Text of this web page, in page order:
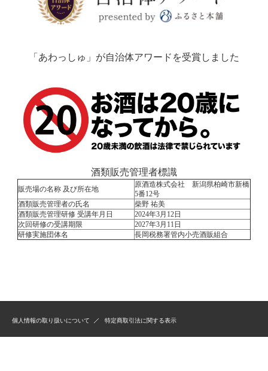
「あわっしゅ」が自治体アワードを受賞しました
酒類販売管理者標識
販売場の名称 及び所在地
原酒造株式会社 新潟県柏崎市新橋
5番12号
酒類販売管理者の氏名
柴野 祐美
酒類販売管理研修 受講年月日
2024年3月12日
次回研修の受講期限
2027年3月11日
研修実施団体名
長岡税務署管内小売酒販組合
個人情報の取り扱いについて 特定商取引法に関する表示